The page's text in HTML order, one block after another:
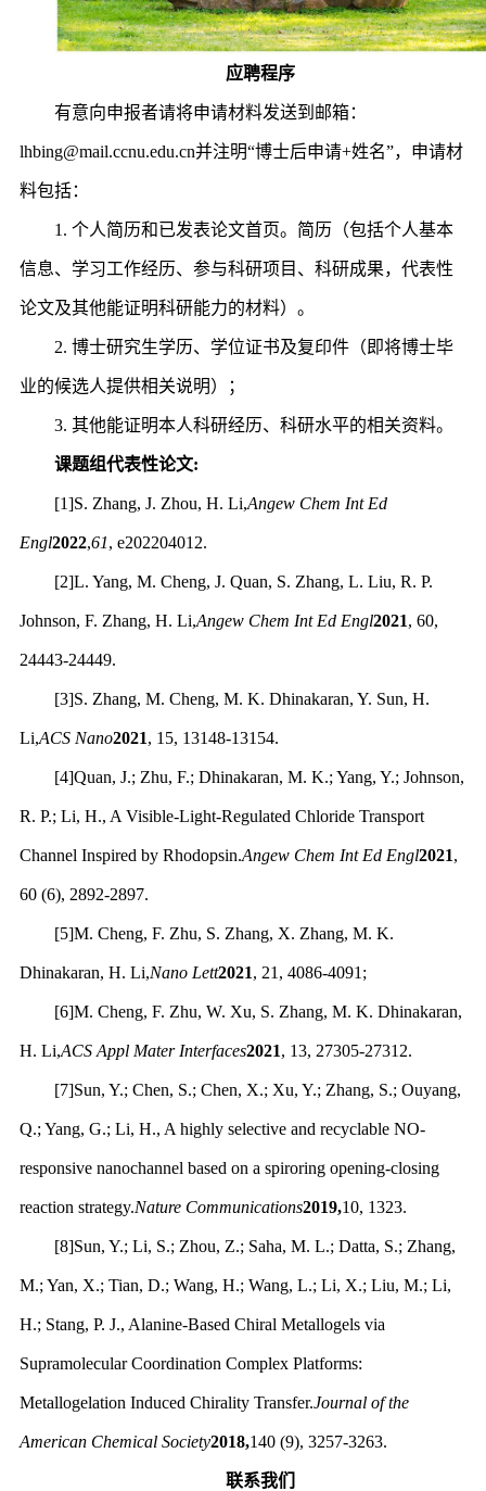
应聘程序
有意向申报者请将申请材料发送到邮箱：
lhbing@mail.ccnu.edu.cn并注明“博士后申请+姓名”，申请材
料包括：
1. 个人简历和已发表论文首页。简历（包括个人基本
信息、学习工作经历、参与科研项目、科研成果，代表性
论文及其他能证明科研能力的材料）。
2. 博士研究生学历、学位证书及复印件（即将博士毕
业的候选人提供相关说明）；
3. 其他能证明本人科研经历、科研水平的相关资料。
课题组代表性论文:
[1]S. Zhang, J. Zhou, H. Li,Angew Chem Int Ed
Engl2022,61, e202204012.
[2]L. Yang, M. Cheng, J. Quan, S. Zhang, L. Liu, R. P.
Johnson, F. Zhang, H. Li,Angew Chem Int Ed Engl2021, 60,
24443-24449.
[3]S. Zhang, M. Cheng, M. K. Dhinakaran, Y. Sun, H.
Li,ACS Nano2021, 15, 13148-13154.
[4]Quan, J.; Zhu, F.; Dhinakaran, M. K.; Yang, Y.; Johnson,
R. P.; Li, H., A Visible-Light-Regulated Chloride Transport
Channel Inspired by Rhodopsin.Angew Chem Int Ed Engl2021,
60 (6), 2892-2897.
[5]M. Cheng, F. Zhu, S. Zhang, X. Zhang, M. K.
Dhinakaran, H. Li,Nano Lett2021, 21, 4086-4091;
[6]M. Cheng, F. Zhu, W. Xu, S. Zhang, M. K. Dhinakaran,
H. Li,ACS Appl Mater Interfaces2021, 13, 27305-27312.
[7]Sun, Y.; Chen, S.; Chen, X.; Xu, Y.; Zhang, S.; Ouyang,
Q.; Yang, G.; Li, H., A highly selective and recyclable NO-
responsive nanochannel based on a spiroring opening-closing
reaction strategy.Nature Communications2019,10, 1323.
[8]Sun, Y.; Li, S.; Zhou, Z.; Saha, M. L.; Datta, S.; Zhang,
M.; Yan, X.; Tian, D.; Wang, H.; Wang, L.; Li, X.; Liu, M.; Li,
H.; Stang, P. J., Alanine-Based Chiral Metallogels via
Supramolecular Coordination Complex Platforms:
Metallogelation Induced Chirality Transfer.Journal of the
American Chemical Society2018,140 (9), 3257-3263.
联系我们